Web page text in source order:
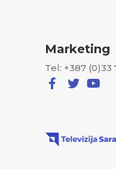
Marketing
Tel: +387 (0)33